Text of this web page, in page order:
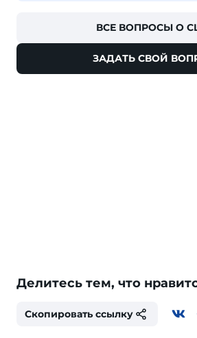
ВСЕ ВОПРОСЫ О
ЗАДАТЬ СВОЙ
Делитесь тем, что
Скопировать ссылку